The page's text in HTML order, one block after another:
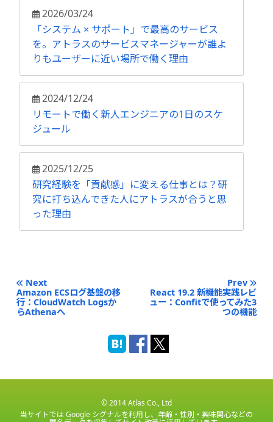
2026/03/24
「システム × サポート」で最高のサービス
を。アトラスのサービスマネージャーが誰よ
りもユーザーに近い場所で働く理由
2024/12/24
リモートで働く新人エンジニアの1日のスケ
ジュール
2025/12/25
研究経験を「貢献感」に変える仕事とは？研
究に打ち込んできた人にアトラスが合うと思
った理由
Next
Amazon ECSログ基盤の移
行：CloudWatch Logsか
らAthenaへ
Prev
React 19.2 新機能実践レビ
ュー：Confitで使ってみた3
つの機能
© 2014 Atlas Co., Ltd
当サイトでは Google シグナルを利用し、年齢・性別・興味関心などの